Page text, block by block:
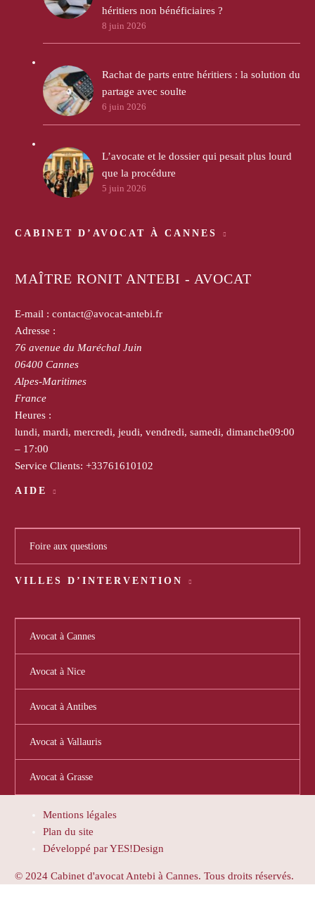
héritiers non bénéficiaires ?
8 juin 2026
Rachat de parts entre héritiers : la solution du
partage avec soulte
6 juin 2026
L’avocate et le dossier qui pesait plus lourd
que la procédure
5 juin 2026
CABINET D’AVOCAT À CANNES
MAÎTRE RONIT ANTEBI - AVOCAT
E-mail : contact@avocat-antebi.fr
Adresse :
76 avenue du Maréchal Juin
06400 Cannes
Alpes-Maritimes
France
Heures :
lundi, mardi, mercredi, jeudi, vendredi, samedi, dimanche09:00
– 17:00
Service Clients: +33761610102
AIDE
Foire aux questions
VILLES D’INTERVENTION
Avocat à Cannes
Avocat à Nice
Avocat à Antibes
Avocat à Vallauris
Avocat à Grasse
Mentions légales
Plan du site
Développé par YES!Design
© 2024 Cabinet d'avocat Antebi à Cannes. Tous droits réservés.